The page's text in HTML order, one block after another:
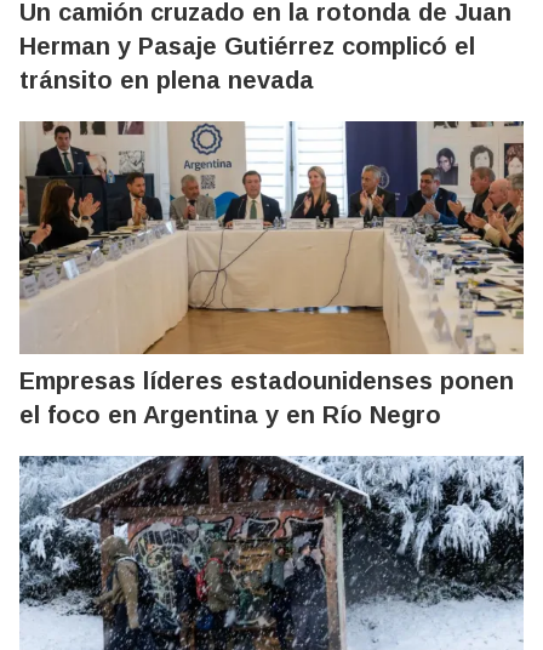
Un camión cruzado en la rotonda de Juan
Herman y Pasaje Gutiérrez complicó el
tránsito en plena nevada
Empresas líderes estadounidenses ponen
el foco en Argentina y en Río Negro